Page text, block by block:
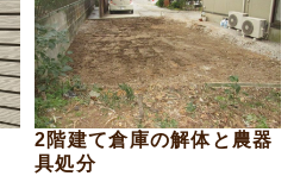
2階建て倉庫の解体と農器
具処分